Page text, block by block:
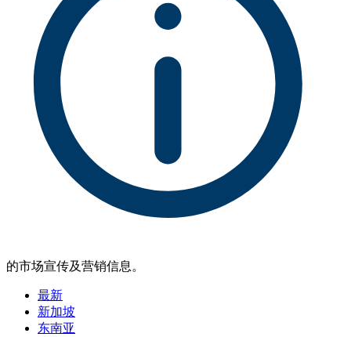
的市场宣传及营销信息。
最新
新加坡
东南亚